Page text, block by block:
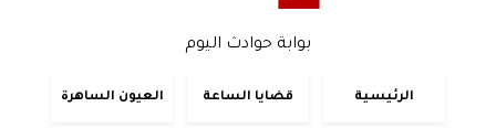
بوابة حوادث اليوم
الرئيسية قضايا الساعة العيون الساهرة